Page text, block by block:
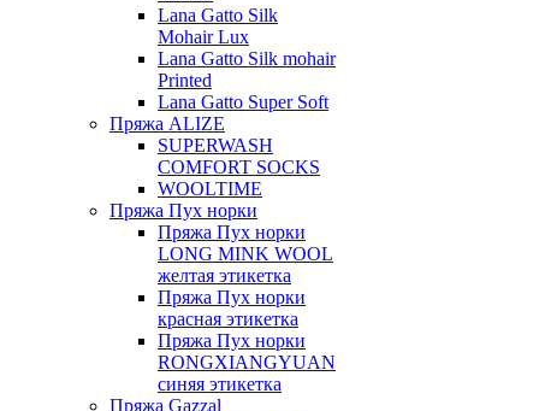
Lana Gatto Silk
Mohair Lux
Lana Gatto Silk mohair
Printed
Lana Gatto Super Soft
Пряжа ALIZE
SUPERWASH
COMFORT SOCKS
WOOLTIME
Пряжа Пух норки
Пряжа Пух норки
LONG MINK WOOL
желтая этикетка
Пряжа Пух норки
красная этикетка
Пряжа Пух норки
RONGXIANGYUAN
синяя этикетка
Пряжа Gazzal